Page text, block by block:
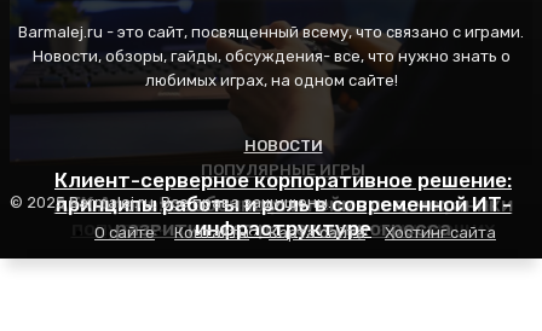
ПОПУЛЯРНЫЕ ИГРЫ
Пасьянс Косынка: правила игры, секреты
популярности и советы для начинающих
ПОПУЛЯРНЫЕ ИГРЫ
AFK Arena: особенности геймплея, механики
развития и стратегия прогресса
НОВОСТИ
Клиент-серверное корпоративное решение:
принципы работы и роль в современной ИТ-
инфраструктуре
Barmalej.ru - это сайт, посвященный всему, что связано с играми.
Новости, обзоры, гайды, обсуждения- все, что нужно знать о
любимых играх, на одном сайте!
© 2025 Barmalej.ru. Все права защищены.
О сайте
Контакты Карта сайта Хостинг сайта